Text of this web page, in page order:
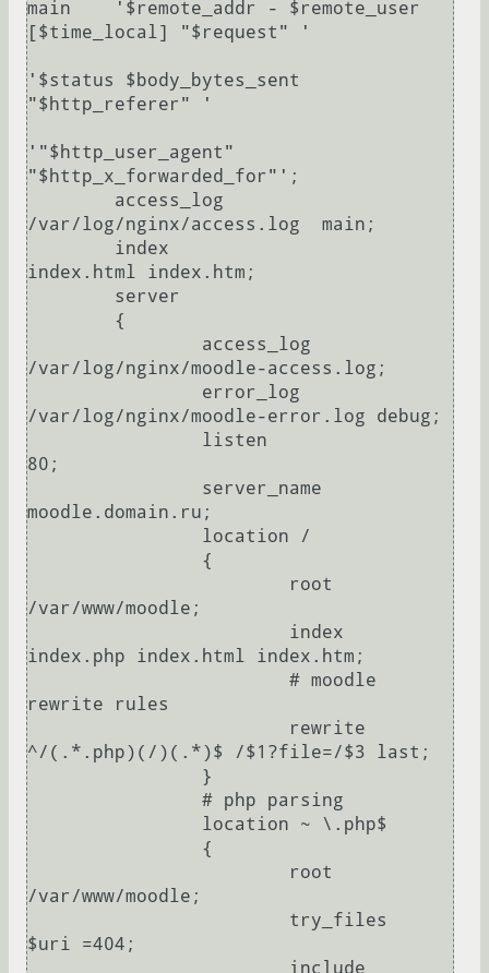
main    '$remote_addr - $remote_user
[$time_local] "$request" '
'$status $body_bytes_sent
"$http_referer" '
'"$http_user_agent"
"$http_x_forwarded_for"';
/var/log/nginx/access.log  main;
index.html index.htm;
/var/log/nginx/moodle-access.log;
/var/log/nginx/moodle-error.log debug;
80;
moodle.domain.ru;
/var/www/moodle;
index.php index.html index.htm;
rewrite rules
^/(.*.php)(/)(.*)$ /$1?file=/$3 last;
/var/www/moodle;
$uri =404;